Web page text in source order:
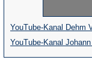
YouTube-Kanal Dehm
YouTube-Kanal